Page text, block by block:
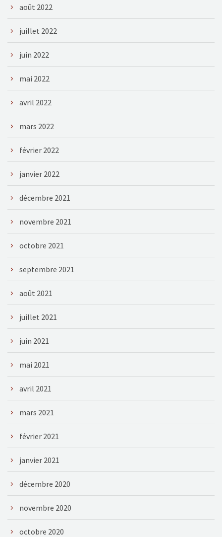
août 2022
juillet 2022
juin 2022
mai 2022
avril 2022
mars 2022
février 2022
janvier 2022
décembre 2021
novembre 2021
octobre 2021
septembre 2021
août 2021
juillet 2021
juin 2021
mai 2021
avril 2021
mars 2021
février 2021
janvier 2021
décembre 2020
novembre 2020
octobre 2020